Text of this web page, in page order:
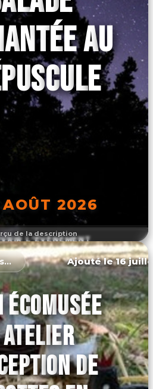
de la description
AU
2026
L'ÉVÉNEMENT
Noyal-châtillon-sur-seiche Ajouté le 16
ÉCOMUSÉE
DE